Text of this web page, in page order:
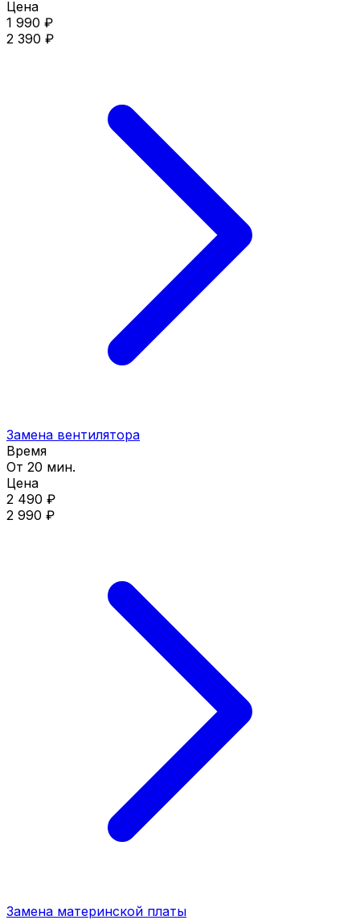
Цена
1 990 ₽
2 390 ₽
Замена вентилятора
Время
От 20 мин.
Цена
2 490 ₽
2 990 ₽
Замена материнской платы